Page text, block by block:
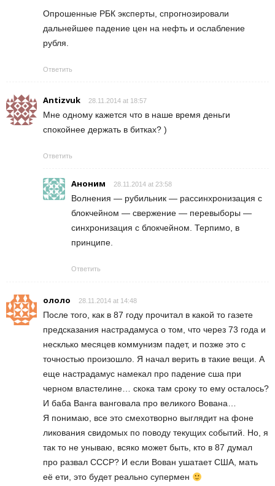
Опрошенные РБК эксперты, спрогнозировали
дальнейшее падение цен на нефть и ослабление
рубля.
Ответить
Antizvuk 28.11.2014 at 18:57
Мне одному кажется что в наше время деньги
спокойнее держать в битках? )
Ответить
Аноним 28.11.2014 at 23:58
Волнения — рубильник — рассинхронизация с
блокчейном — свержение — перевыборы —
синхронизация с блокчейном. Терпимо, в
принципе.
Ответить
ололо 28.11.2014 at 14:48
После того, как в 87 году прочитал в какой то газете
предсказания настрадамуса о том, что через 73 года и
несклько месяцев коммунизм падет, и позже это с
точностью произошло. Я начал верить в такие вещи. А
еще настрадамус намекал про падение сша при
черном властелине… скока там сроку то ему осталось?
И баба Ванга ванговала про великого Вована…
Я понимаю, все это смехотворно выглядит на фоне
ликования свидомых по поводу текущих событий. Но, я
так то не унываю, всяко может быть, кто в 87 думал
про развал СССР? И если Вован ушатает США, мать
её ети, это будет реально супермен